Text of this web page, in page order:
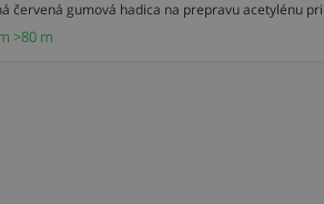
červená gumová hadica na prepravu acetylénu
>80 m